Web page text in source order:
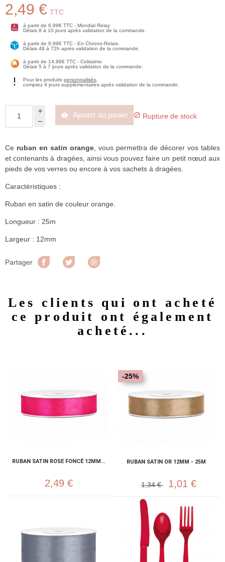
2,49 € TTC
à partir de 6,99€ TTC - Mondial Relay
Délais 8 à 10 jours après validation de la commande.
à partir de 9,99€ TTC - En Chrono-Relais.
Délais 48 à 72h après validation de la commande.
à partir de 14,99€ TTC - Colissimo
Délais 5 à 7 jours après validation de la commande.
Pour les produits personnalisés
comptez 4 jours supplémentaires après validation de la commande.
 Ajouter au panier  Rupture de stock
Ce ruban en satin orange , vous permettra de décorer vos tables
et contenants à dragées, ainsi vous pouvez faire un petit nœud aux
pieds de vos verres ou encore à vos sachets à dragées.
Caractéristiques :
Ruban en satin de couleur orange.
Longueur : 25m
Largeur : 12mm
Partager Partager Tweet
Les clients qui ont acheté
ce produit ont également
acheté...
RUBAN SATIN ROSE FONCÉ 12MM...
2,49 €
RUBAN SATIN OR 12MM - 25M
-25%
1,34 € 1,01 €